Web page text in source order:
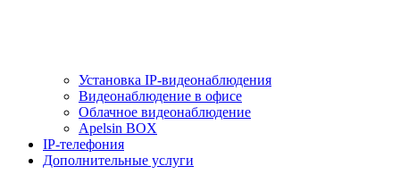
Установка IP-видеонаблюдения
Видеонаблюдение в офисе
Облачное видеонаблюдение
Apelsin BOX
IP-телефония
Дополнительные услуги